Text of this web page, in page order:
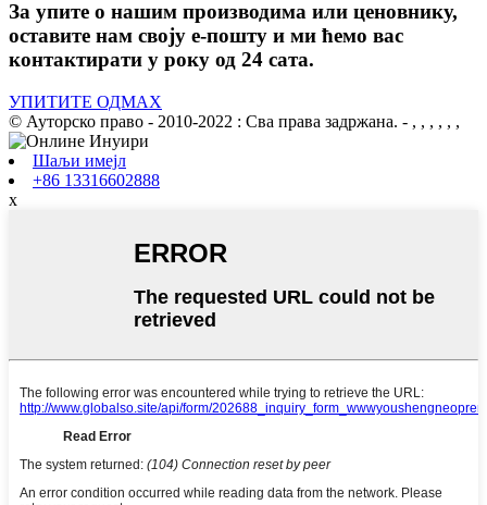
За упите о нашим производима или ценовнику,
оставите нам своју е-пошту и ми ћемо вас
контактирати у року од 24 сата.
УПИТИТЕ ОДМАХ
© Ауторско право - 2010-2022 : Сва права задржана. - , , , , , ,
Шаљи имејл
+86 13316602888
x